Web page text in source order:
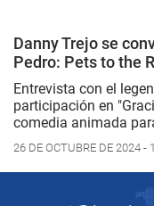
Danny Trejo se
Pedro: Pets to the
Entrevista con el
participación en
comedia animada
26 DE OCTUBRE DE 2024 -